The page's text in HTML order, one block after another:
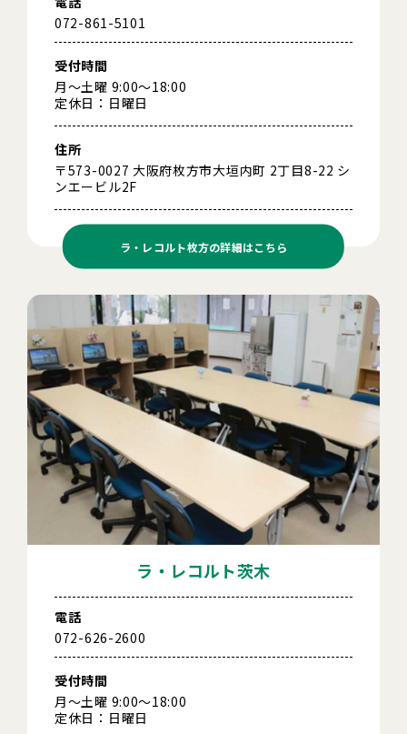
072-861-5101
受付時間
月～土曜 9:00～18:00
定休日：日曜日
住所
〒573-0027 大阪府枚方市大垣内町 2丁目8-22 シ
ンエービル2F
ラ・レコルト枚方の詳細はこちら
ラ・レコルト茨木
電話
072-626-2600
受付時間
月～土曜 9:00～18:00
定休日：日曜日